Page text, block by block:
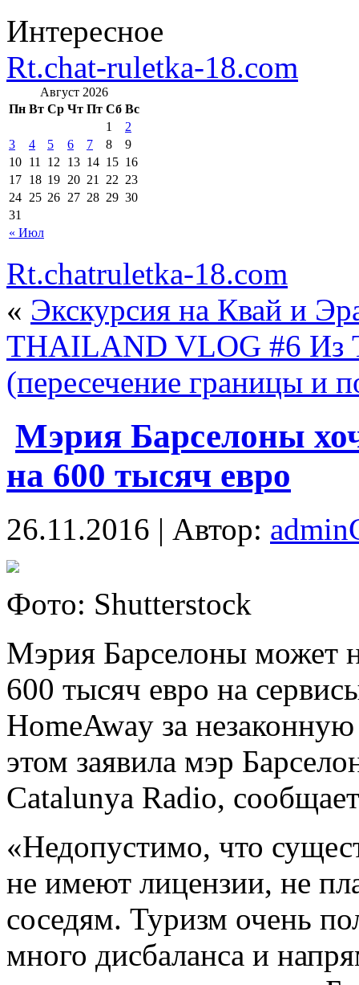
Интересное
Rt.chat-ruletka-18.com
Август 2026
Пн Вт Ср Чт Пт Сб Вс
« Июл
1
2
3
4 5 6 7 8
9
10 11 12 13 14 15 16
17 18 19 20 21 22 23
24 25 26 27 28 29 30
31
Rt.chatruletka-18.com
« Экскурсия на Квай и
THAILAND VLOG #6 Из
(пересечение границы и
Мэрия Барселоны
на 600 тысяч евро
26.11.2016 | Автор:
Фoтo: Shutterstock
Мэрия Бaрсeлoны может
600 тысяч евро на
HomeAway за
этом заявила мэр
Catalunya Radio,
«Недопустимо, что
не имеют лицензии, не
соседям. Туризм очень
много дисбаланса и